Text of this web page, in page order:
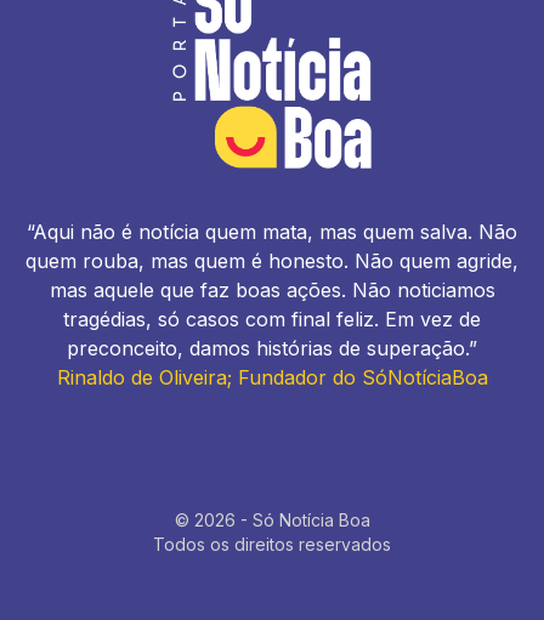
“Aqui não é notícia quem mata, mas quem salva. Não
quem rouba, mas quem é honesto. Não quem agride,
mas aquele que faz boas ações. Não noticiamos
tragédias, só casos com final feliz. Em vez de
preconceito, damos histórias de superação.”
Rinaldo de Oliveira; Fundador do SóNotíciaBoa
© 2026 - Só Notícia Boa
Todos os direitos reservados